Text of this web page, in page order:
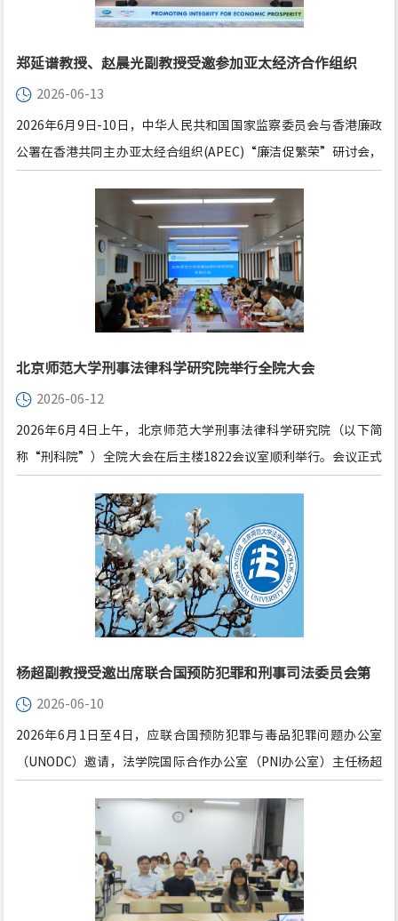
郑延谱教授、赵晨光副教授受邀参加亚太经济合作组织
“廉洁促繁荣”研讨会
2026-06-13
2026年6月9日-10日，中华人民共和国国家监察委员会与香港廉政
公署在香港共同主办亚太经合组织(APEC)“廉洁促繁荣”研讨会，
师范大学法学院党委书记暨G20反腐败追逃追赃研究中心主任郑延
谱教授及北京师范大学法学院副教授暨G20反腐败追逃追赃研究中
心副主任赵晨光博士作为学界代表受邀参加此次研讨会。
北京师范大学刑事法律科学研究院举行全院大会
2026-06-12
2026年6月4日上午，北京师范大学刑事法律科学研究院（以下简
称“刑科院”）全院大会在后主楼1822会议室顺利举行。会议正式
程，并明确了下一阶段的发展方向与重点任务。会议由法学院副院
长何挺主持，法学院暨刑事法律科学研究院院长梁迎修、法学院党
委书记郑延谱，以及学院其他主要负责同志和教师参加会议。
杨超副教授受邀出席联合国预防犯罪和刑事司法委员会第
35届会议及联合国预防犯罪与刑事司法网络单位（PNI）
2026年度春季协调会
2026-06-10
2026年6月1日至4日，应联合国预防犯罪与毒品犯罪问题办公室
（UNODC）邀请，法学院国际合作办公室（PNI办公室）主任杨超